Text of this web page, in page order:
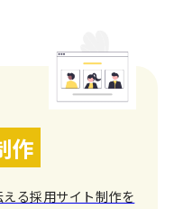
作
る採用サイト制作を